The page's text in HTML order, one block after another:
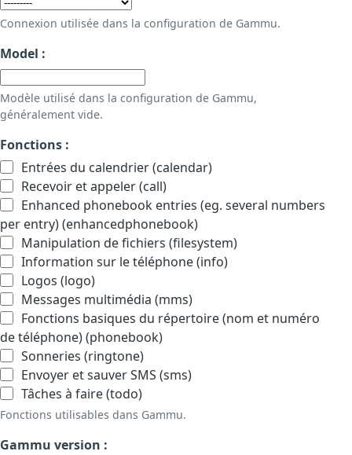
Connexion utilisée dans la configuration de Gammu.
Model :
Modèle utilisé dans la configuration de Gammu,
généralement vide.
Fonctions :
Entrées du calendrier (calendar)
Recevoir et appeler (call)
Enhanced phonebook entries (eg. several numbers
per entry) (enhancedphonebook)
Manipulation de fichiers (filesystem)
Information sur le téléphone (info)
Logos (logo)
Messages multimédia (mms)
Fonctions basiques du répertoire (nom et numéro
de téléphone) (phonebook)
Sonneries (ringtone)
Envoyer et sauver SMS (sms)
Tâches à faire (todo)
Fonctions utilisables dans Gammu.
Gammu version :